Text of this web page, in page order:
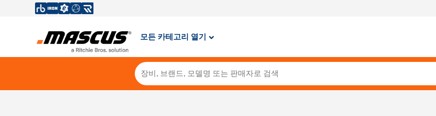
모든 카테고리 열기